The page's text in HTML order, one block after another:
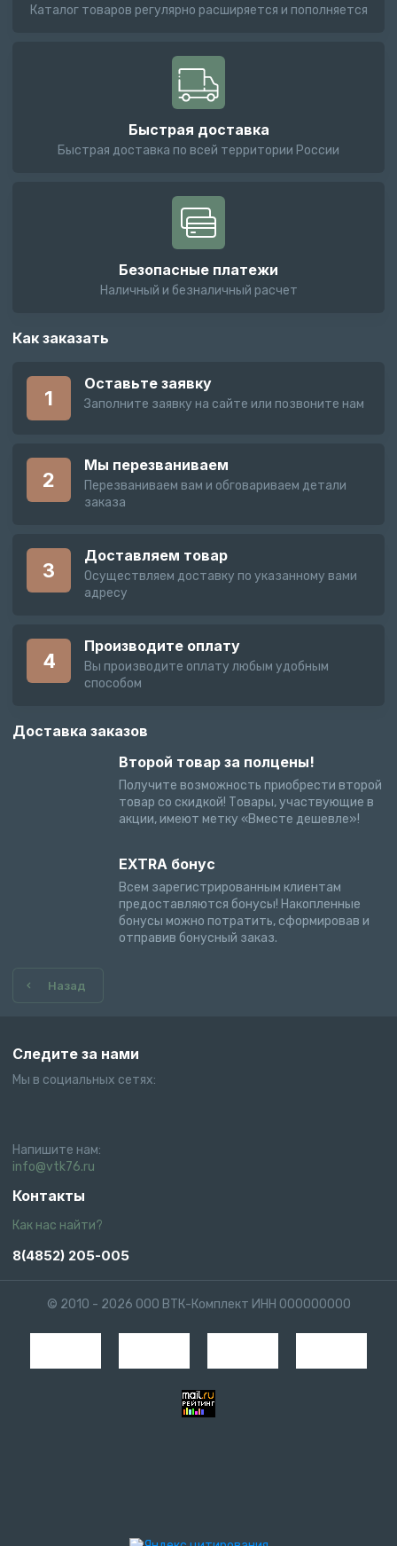
Каталог товаров регулярно расширяется и пополняется
Быстрая доставка
Быстрая доставка по всей территории России
Безопасные платежи
Наличный и безналичный расчет
Как заказать
1
Оставьте заявку
Заполните заявку на сайте или позвоните нам
2
Мы перезваниваем
Перезваниваем вам и обговариваем детали
заказа
3
Доставляем товар
Осуществляем доставку по указанному вами
адресу
4
Производите оплату
Вы производите оплату любым удобным
способом
Доставка заказов
Второй товар за полцены!
Получите возможность приобрести второй
товар со скидкой! Товары, участвующие в
акции, имеют метку «Вместе дешевле»!
EXTRA бонус
Всем зарегистрированным клиентам
предоставляются бонусы! Накопленные
бонусы можно потратить, сформировав и
отправив бонусный заказ.
Назад
Следите за нами
Мы в социальных сетях:
Напишите нам:
info@vtk76.ru
Контакты
Как нас найти?
8(4852) 205-005
© 2010 - 2026 ООО ВТК-Комплект ИНН 000000000